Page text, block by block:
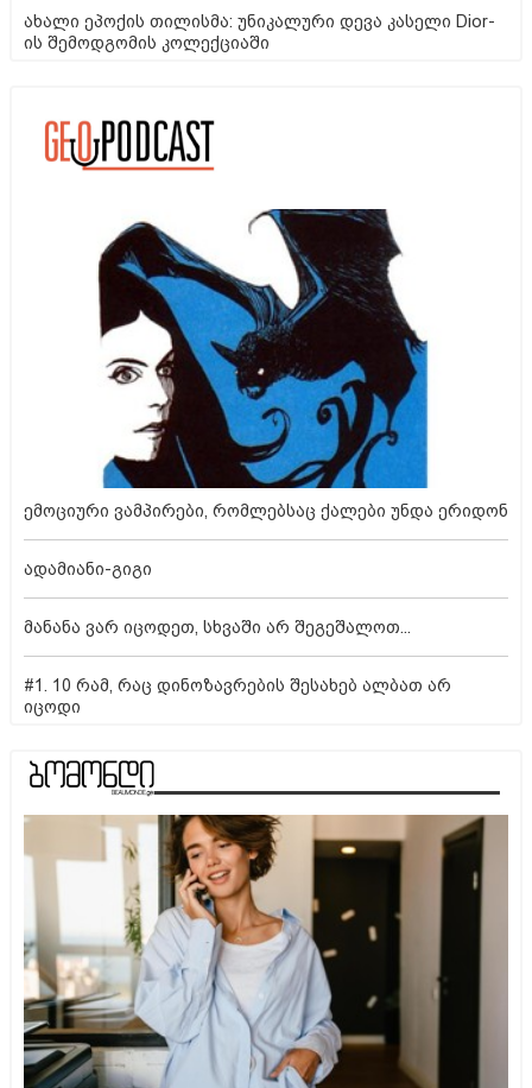
ახალი ეპოქის თილისმა: უნიკალური დევა კასელი Dior-
ის შემოდგომის კოლექციაში
ემოციური ვამპირები, რომლებსაც ქალები უნდა ერიდონ
ადამიანი-გიგი
მანანა ვარ იცოდეთ, სხვაში არ შეგეშალოთ...
#1. 10 რამ, რაც დინოზავრების შესახებ ალბათ არ
იცოდი